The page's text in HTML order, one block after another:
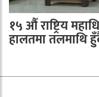
१५ औँ राष्ट्रिय
हालतमा तलमाथि